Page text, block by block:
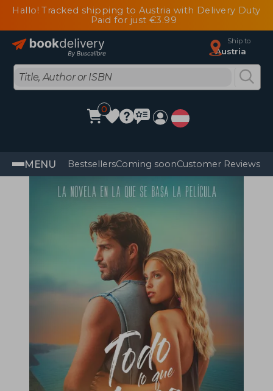
Hallo! Tracked shipping to Austria with Delivery Duty
Paid for just €3.99
Ship to
Austria
0
MENU BestsellersComing soonCustomer Reviews